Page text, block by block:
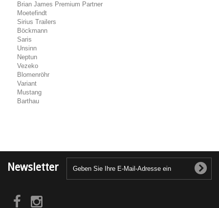
Brian James Premium Partner
Moetefindt
Sirius Trailers
Böckmann
Saris
Unsinn
Neptun
Vezeko
Blomenröhr
Variant
Mustang
Barthau
Newsletter